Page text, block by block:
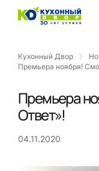
Кухонный Двор
Премьера ноября!
Премьера
Ответ»!
04.11.2020